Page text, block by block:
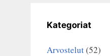
Kategoriat
Arvostelut(52)